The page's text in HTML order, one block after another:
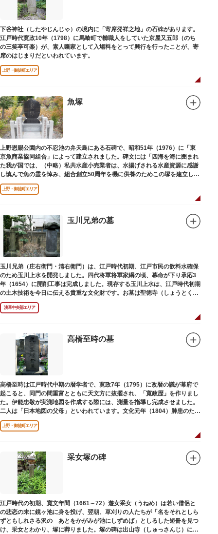
下谷神社（したやじんじゃ）の境内に「寄席発祥之地」の石碑があります。
江戸時代寛政10年（1798）に馬喰町で櫛職人をしていた京屋又五郎（のち
の三笑亭可楽）が、素人噺家として入場料をとって興行を行ったことが、寄
席のはじまりだといわれています。
上野・御徒町エリア
魚塚
上野恩賜公園内の不忍池の弁天島にある石碑で、昭和51年（1976）に「東
京魚商業協同組合」によって建立されました。碑文には「四海を海に囲まれ
た我が国では、（中略）私共水産小売業者は、水揚げされる水産資源に感謝
し慎んで魚の霊を悼み、組合創立50周年を機に供養のためこの塚を建立しま
す」とあります。
上野・御徒町エリア
玉川兄弟の墓
玉川兄弟（庄右衛門・清右衛門）は、江戸時代初期、江戸市民の飲料水確保
のため玉川上水を開発しました。四代将軍将軍家綱の頃、幕命が下り承応3
年（1654）に開削工事は完成しました。現存する玉川上水は、江戸時代初期
の土木技術を今日に伝える貴重な文化財です。お墓は聖徳寺（しょうとく
じ）にあります。
浅草中央部エリア
高橋至時の墓
高橋至時は江戸時代中期の暦学者で、寛政7年（1795）に改暦の議が幕府で
起こると、同門の間重富とともに天文方に抜擢され、「寛政歴」を作りまし
た。伊能忠敬が実測地図を作成する際には、測量を指導し完成させました。
二人は「日本地図の父母」といわれています。文化元年（1804）肺患のため
没しました。お墓は源空寺（げんくうじ）にあります。
上野・御徒町エリア
采女塚の碑
江戸時代の初期、寛文年間（1661～72）遊女采女（うねめ）は若い僧侶と
の悲恋の末に鏡ヶ池に身を投げ、翌朝、草刈りの人たちが「名をそれとしら
ずともしれさる沢の あとをかがみが池にしずめば」としるした短冊を見つ
け、采女とわかり、塚に葬りました。塚の碑は出山寺（しゅっさんじ）にあ